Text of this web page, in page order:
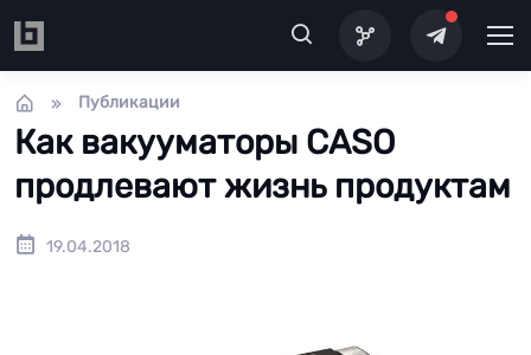
Публикации
Как вакууматоры CASO
продлевают жизнь продуктам
19.04.2018